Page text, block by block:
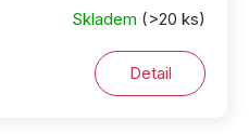
Skladem (>20 ks)
Detail